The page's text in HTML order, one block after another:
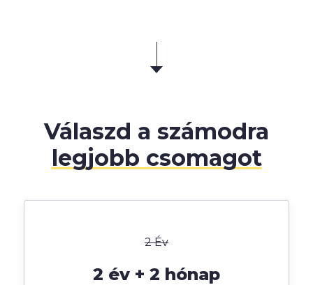
Válaszd a számodra
legjobb csomagot
2 Év
2 év + 2 hónap